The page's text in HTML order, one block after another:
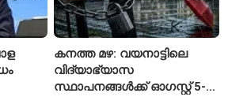
കനത്ത മഴ: വയനാട്ടിലെ
വിദ്യാഭ്യാസ
സ്ഥാപനങ്ങൾക്ക് ഓഗസ്റ്റ് 5-ന്